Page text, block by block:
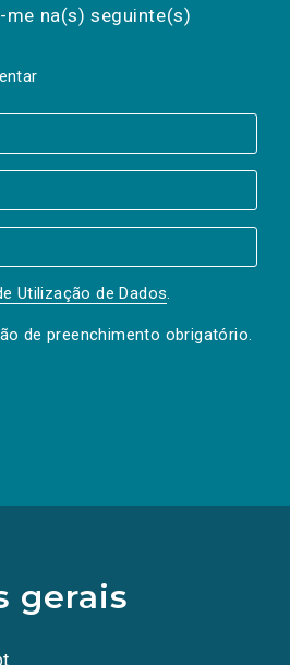
me na(s) seguinte(s)
Utilização de Dados.
de preenchimento obrigatório.
gerais